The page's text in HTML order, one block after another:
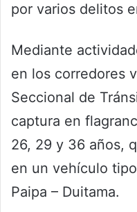
por varios delitos
Mediante
en los corredores
Seccional de
captura en
26, 29 y 36 años,
en un vehículo
Paipa – Duitama.